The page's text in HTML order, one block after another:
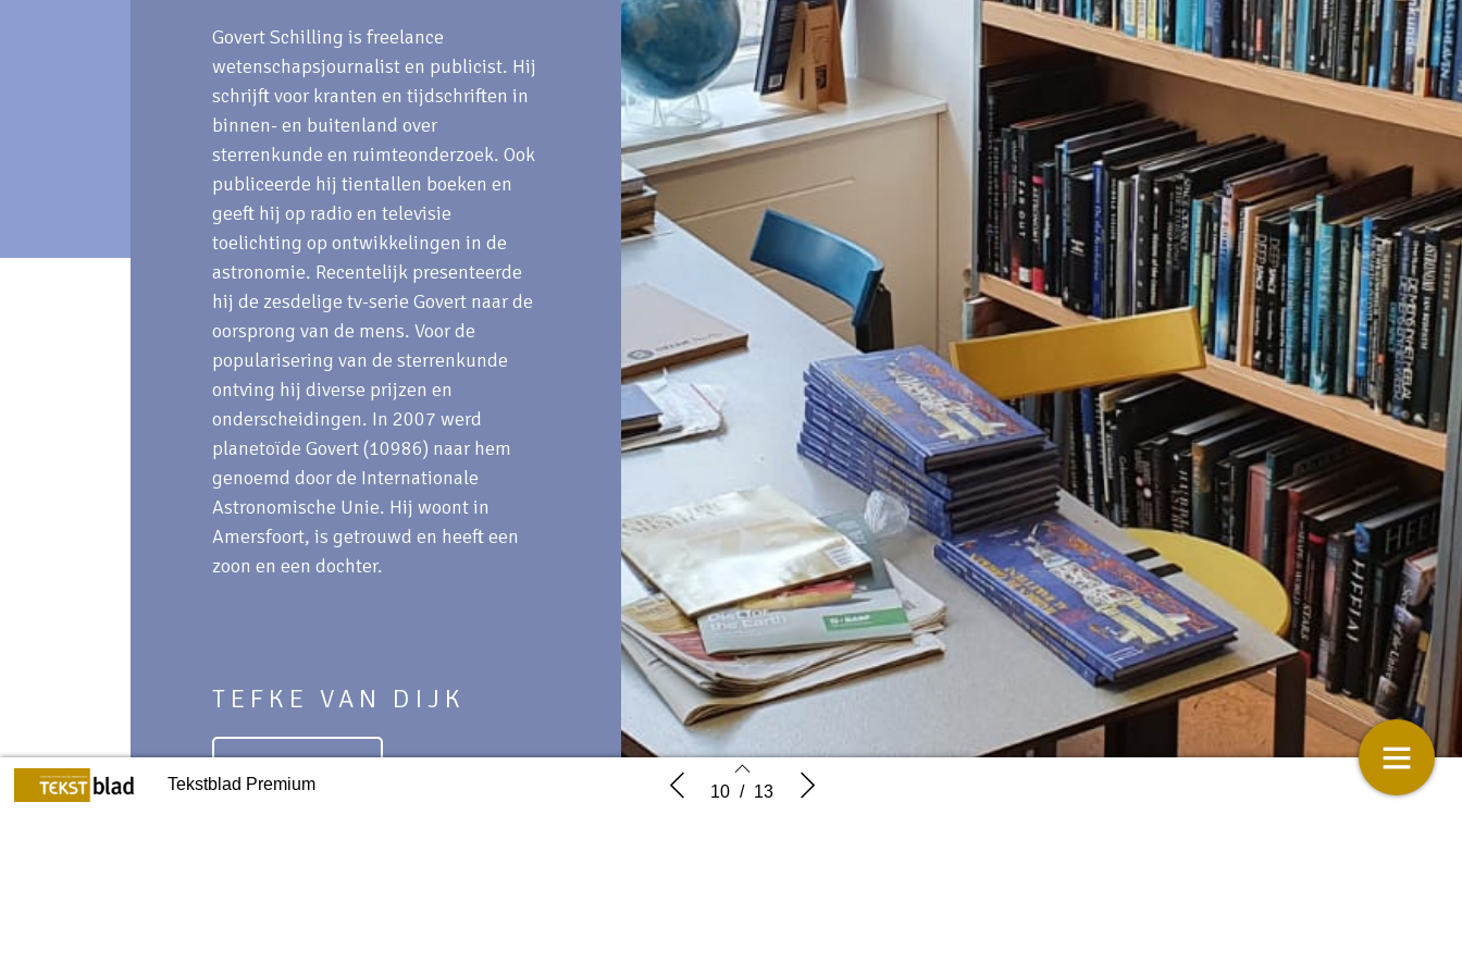
voor Google (4) Merry tekstmas & happy word year! Een dag op mijn werkplek
Tekstblad Premium 10 / 13
Govert Schilling is freelance
wetenschapsjournalist en publicist. Hij
schrijft voor kranten en tijdschriften in
binnen- en buitenland over
sterrenkunde en ruimteonderzoek. Ook
publiceerde hij tientallen boeken en
geeft hij op radio en televisie
toelichting op ontwikkelingen in de
astronomie. Recentelijk presenteerde
hij de zesdelige tv-serie Govert naar de
oorsprong van de mens. Voor de
popularisering van de sterrenkunde
ontving hij diverse prijzen en
onderscheidingen. In 2007 werd
planetoïde Govert (10986) naar hem
genoemd door de Internationale
Astronomische Unie. Hij woont in
Amersfoort, is getrouwd en heeft een
zoon en een dochter.
TEFKE VAN DIJK